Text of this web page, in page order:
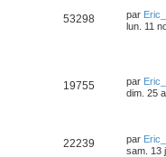
53298 par
lun. 11
19755 par
dim. 25
22239 par
sam. 13